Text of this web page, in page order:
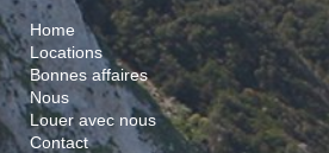
Home
Locations
Bonnes affaires
Nous
Louer avec nous
Contact